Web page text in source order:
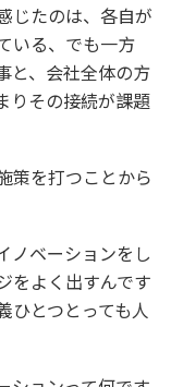
じたのは、各自が
いる、でも一方
と、会社全体の方
りその接続が課題
策を打つことから
ノベーションをし
をよく出すんです
ひとつとっても人